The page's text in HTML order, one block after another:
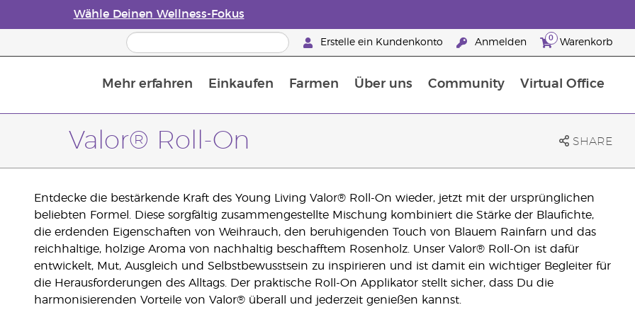
Wähle Deinen Wellness-Fokus
Erstelle ein Kundenkonto Anmelden 0 Warenkorb
Mehr erfahren Einkaufen Farmen Über uns Community Virtual Office
Valor® Roll-On SHARE
Entdecke die bestärkende Kraft des Young Living Valor® Roll-On wieder, jetzt mit der ursprünglichen
beliebten Formel. Diese sorgfältig zusammengestellte Mischung kombiniert die Stärke der Blaufichte,
die erdenden Eigenschaften von Weihrauch, den beruhigenden Touch von Blauem Rainfarn und das
reichhaltige, holzige Aroma von nachhaltig beschafftem Rosenholz. Unser Valor® Roll-On ist dafür
entwickelt, Mut, Ausgleich und Selbstbewusstsein zu inspirieren und ist damit ein wichtiger Begleiter für
die Herausforderungen des Alltags. Der praktische Roll-On Applikator stellt sicher, dass Du die
harmonisierenden Vorteile von Valor® überall und jederzeit genießen kannst.